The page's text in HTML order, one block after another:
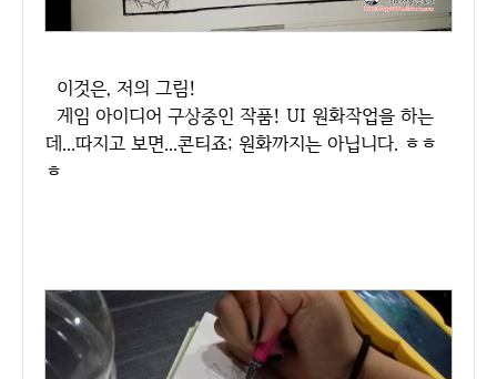
이것은, 저의 그림!
게임 아이디어 구상중인 작품! UI 원화작업을 하는
데...따지고 보면...콘티죠; 원화까지는 아닙니다. ㅎㅎ
ㅎ